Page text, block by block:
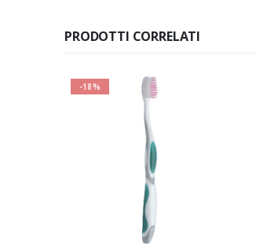
PRODOTTI CORRELATI
-18%